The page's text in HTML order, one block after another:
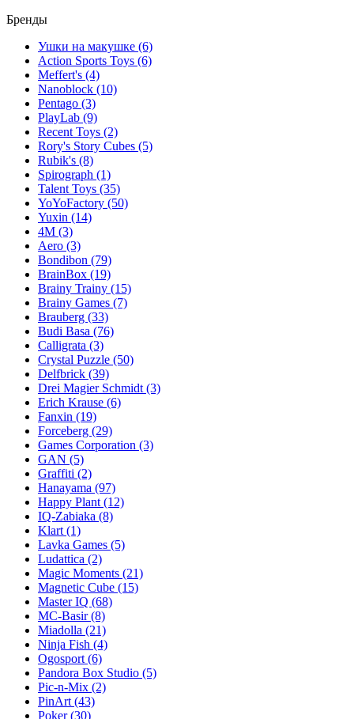
Бренды
Ушки на макушке (6)
Action Sports Toys (6)
Meffert's (4)
Nanoblock (10)
Pentago (3)
PlayLab (9)
Recent Toys (2)
Rory's Story Cubes (5)
Rubik's (8)
Spirograph (1)
Talent Toys (35)
YoYoFactory (50)
Yuxin (14)
4M (3)
Aero (3)
Bondibon (79)
BrainBox (19)
Brainy Trainy (15)
Brainy Games (7)
Brauberg (33)
Budi Basa (76)
Calligrata (3)
Crystal Puzzle (50)
Delfbrick (39)
Drei Magier Schmidt (3)
Erich Krause (6)
Fanxin (19)
Forceberg (29)
Games Corporation (3)
GAN (5)
Graffiti (2)
Hanayama (97)
Happy Plant (12)
IQ-Zabiaka (8)
Klart (1)
Lavka Games (5)
Ludattica (2)
Magic Moments (21)
Magnetic Cube (15)
Master IQ (68)
MC-Basir(8)
Miadolla (21)
Ninja Fish (4)
Ogosport (6)
Pandora Box Studio (5)
Pic-n-Mix (2)
PinArt (43)
Poker(30)